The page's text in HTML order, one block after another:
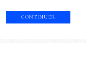
CONTINUER